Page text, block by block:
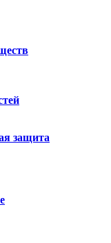
защита